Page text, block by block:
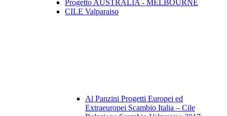
Progetto AUSTRALIA - MELBOURNE
CILE Valparaiso
Al Panzini Progetti Europei ed
Extraeuropei Scambio Italia – Cile